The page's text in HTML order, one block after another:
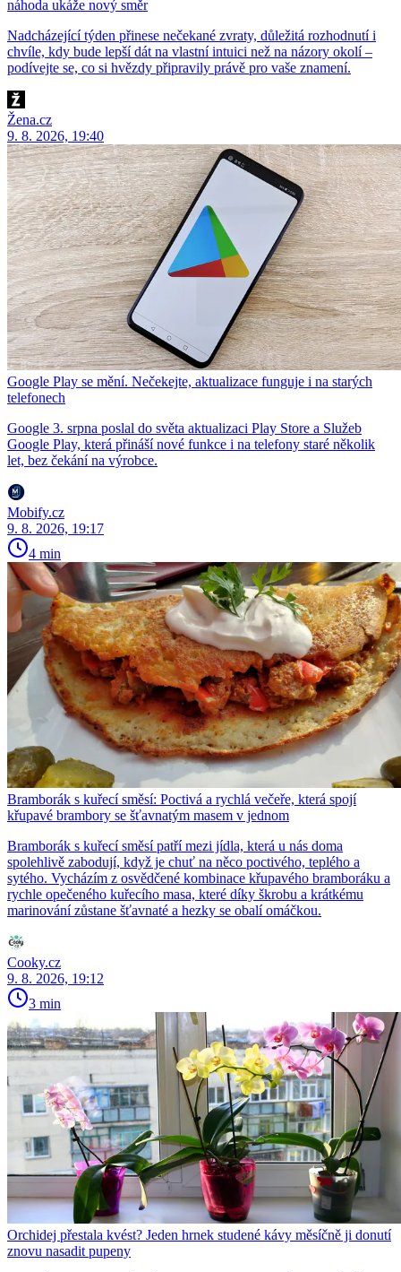
náhoda ukáže nový směr
Nadcházející týden přinese nečekané zvraty, důležitá rozhodnutí i
chvíle, kdy bude lepší dát na vlastní intuici než na názory okolí –
podívejte se, co si hvězdy připravily právě pro vaše znamení.
Žena.cz
9. 8. 2026, 19:40
Google Play se mění. Nečekejte, aktualizace funguje i na starých
telefonech
Google 3. srpna poslal do světa aktualizaci Play Store a Služeb
Google Play, která přináší nové funkce i na telefony staré několik
let, bez čekání na výrobce.
Mobify.cz
9. 8. 2026, 19:17
4 min
Bramborák s kuřecí směsí: Poctivá a rychlá večeře, která spojí
křupavé brambory se šťavnatým masem v jednom
Bramborák s kuřecí směsí patří mezi jídla, která u nás doma
spolehlivě zabodují, když je chuť na něco poctivého, teplého a
sytého. Vycházím z osvědčené kombinace křupavého bramboráku a
rychle opečeného kuřecího masa, které díky škrobu a krátkému
marinování zůstane šťavnaté a hezky se obalí omáčkou.
Cooky.cz
9. 8. 2026, 19:12
3 min
Orchidej přestala kvést? Jeden hrnek studené kávy měsíčně ji donutí
znovu nasadit pupeny